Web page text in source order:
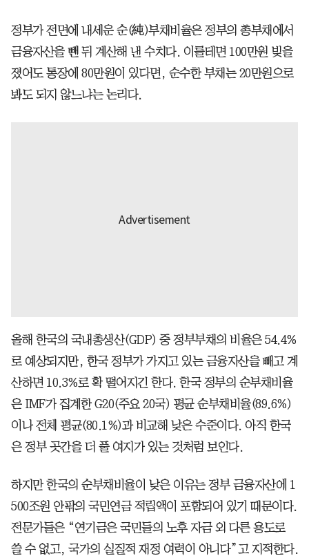
정부가 전면에 내세운 순(純)부채비율은 정부의 총부채에서
금융자산을 뺀 뒤 계산해 낸 수치다. 이를테면 100만원 빚을
졌어도 통장에 80만원이 있다면, 순수한 부채는 20만원으로
봐도 되지 않느냐는 논리다.
올해 한국의 국내총생산(GDP) 중 정부부채의 비율은 54.4%
로 예상되지만, 한국 정부가 가지고 있는 금융자산을 빼고 계
산하면 10.3%로 확 떨어지긴 한다. 한국 정부의 순부채비율
은 IMF가 집계한 G20(주요 20국) 평균 순부채비율(89.6%)
이나 전체 평균(80.1%)과 비교해 낮은 수준이다. 아직 한국
은 정부 곳간을 더 풀 여지가 있는 것처럼 보인다.
하지만 한국의 순부채비율이 낮은 이유는 정부 금융자산에 1
500조원 안팎의 국민연금 적립액이 포함되어 있기 때문이다.
전문가들은 “연기금은 국민들의 노후 자금 외 다른 용도로
쓸 수 없고, 국가의 실질적 재정 여력이 아니다”고 지적한다.